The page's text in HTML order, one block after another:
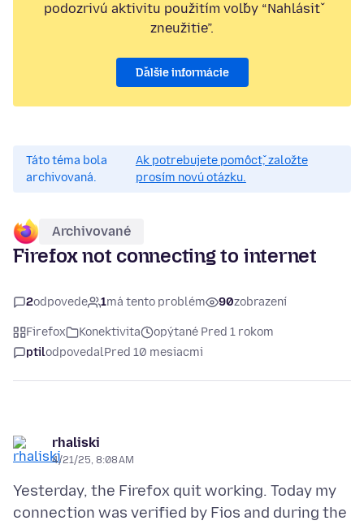
podozrivú aktivitu použitím voľby “Nahlásiť
zneužitie”.
Ďalšie informácie
Táto téma bola
archivovaná.
Ak potrebujete pomôcť, založte
prosím novú otázku.
Archivované
Firefox not connecting to internet
2odpovede 1má tento problém 90zobrazení
Firefox Konektivita
opýtané Pred 1 rokom
ptilodpovedalPred 10 mesiacmi
rhaliski
4/21/25, 8:08 AM
Yesterday, the Firefox quit working. Today my
connection was verified by Fios and during the